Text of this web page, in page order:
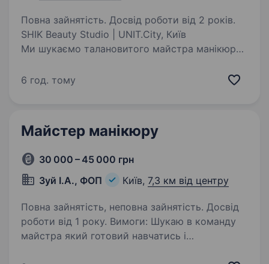
Повна зайнятість. Досвід роботи від 2 років.
SHIK Beauty Studio | UNIT.City, Київ
Ми шукаємо талановитого майстра манікюру/
преміум-просторі з комфортними умовами,
6 год. тому
Майстер манікюру
30 000 – 45 000 грн
Зуй І.А., ФОП
Київ, 7,3 км від центру
Повна зайнятість, неповна зайнятість. Досвід
роботи від 1 року. Вимоги: Шукаю в команду
майстра який готовий навчатись і